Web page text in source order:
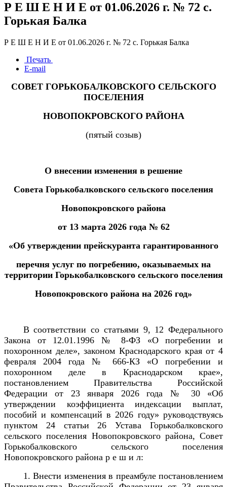
Р Е Ш Е Н И Е от 01.06.2026 г. № 72 с.
Горькая Балка
Р Е Ш Е Н И Е от 01.06.2026 г. № 72 с. Горькая Балка
Печать
E-mail
СОВЕТ ГОРЬКОБАЛКОВСКОГО СЕЛЬСКОГО
ПОСЕЛЕНИЯ
НОВОПОКРОВСКОГО РАЙОНА
(пятый созыв)
О внесении изменения в решение
Совета Горькобалковского сельского поселения
Новопокровского района
от 13 марта 2026 года № 62
«Об утверждении прейскуранта гарантированного
перечня услуг по погребению, оказываемых на
территории Горькобалковского сельского поселения
Новопокровского района на 2026 год»
В соответствии со статьями 9, 12 Федерального
Закона от 12.01.1996 № 8-ФЗ «О погребении и
похоронном деле», законом Краснодарского края от 4
февраля 2004 года № 666-КЗ «О погребении и
похоронном деле в Краснодарском крае»,
постановлением Правительства Российской
Федерации от 23 января 2026 года № 30 «Об
утверждении коэффициента индексации выплат,
пособий и компенсаций в 2026 году» руководствуясь
пунктом 24 статьи 26 Устава Горькобалковского
сельского поселения Новопокровского района, Совет
Горькобалковского сельского поселения
Новопокровского района р е ш и л:
1. Внести изменения в преамбуле постановлением